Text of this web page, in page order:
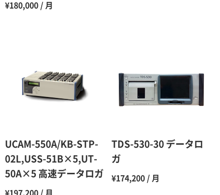
¥180,000 / 月
UCAM-550A/KB-STP-
02L,USS-51B×5,UT-
50A×5 高速データロガ
¥197,200 / 月
TDS-530-30 データロ
ガ
¥174,200 / 月